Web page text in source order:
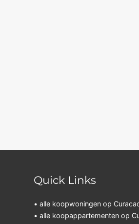
Quick Links
• alle koopwoningen op
• alle koopappartementen op